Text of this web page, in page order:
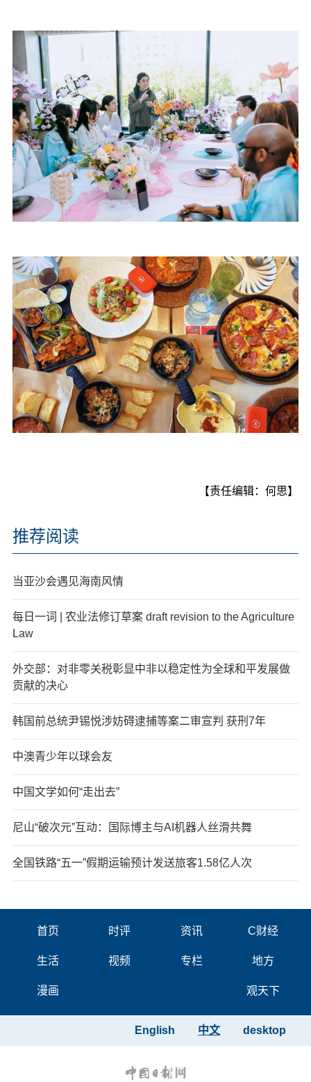
【责任编辑：何思】
推荐阅读
当亚沙会遇见海南风情
每日一词 | 农业法修订草案 draft revision to the Agriculture
Law
外交部：对非零关税彰显中非以稳定性为全球和平发展做
贡献的决心
韩国前总统尹锡悦涉妨碍逮捕等案二审宣判 获刑7年
中澳青少年以球会友
中国文学如何“走出去”
尼山“破次元”互动：国际博主与AI机器人丝滑共舞
全国铁路“五一”假期运输预计发送旅客1.58亿人次
首页 时评 资讯 C财经
生活 视频 专栏 地方
漫画 观天下
desktop
中文
English